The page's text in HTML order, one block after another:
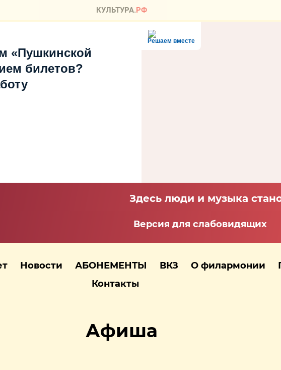
Решаем вместе
«Пушкинской
билетов?
Здесь люди и музыка
Версия для слабовидящих
Новости АБОНЕМЕНТЫ ВКЗ О филармонии
Контакты
Афиша